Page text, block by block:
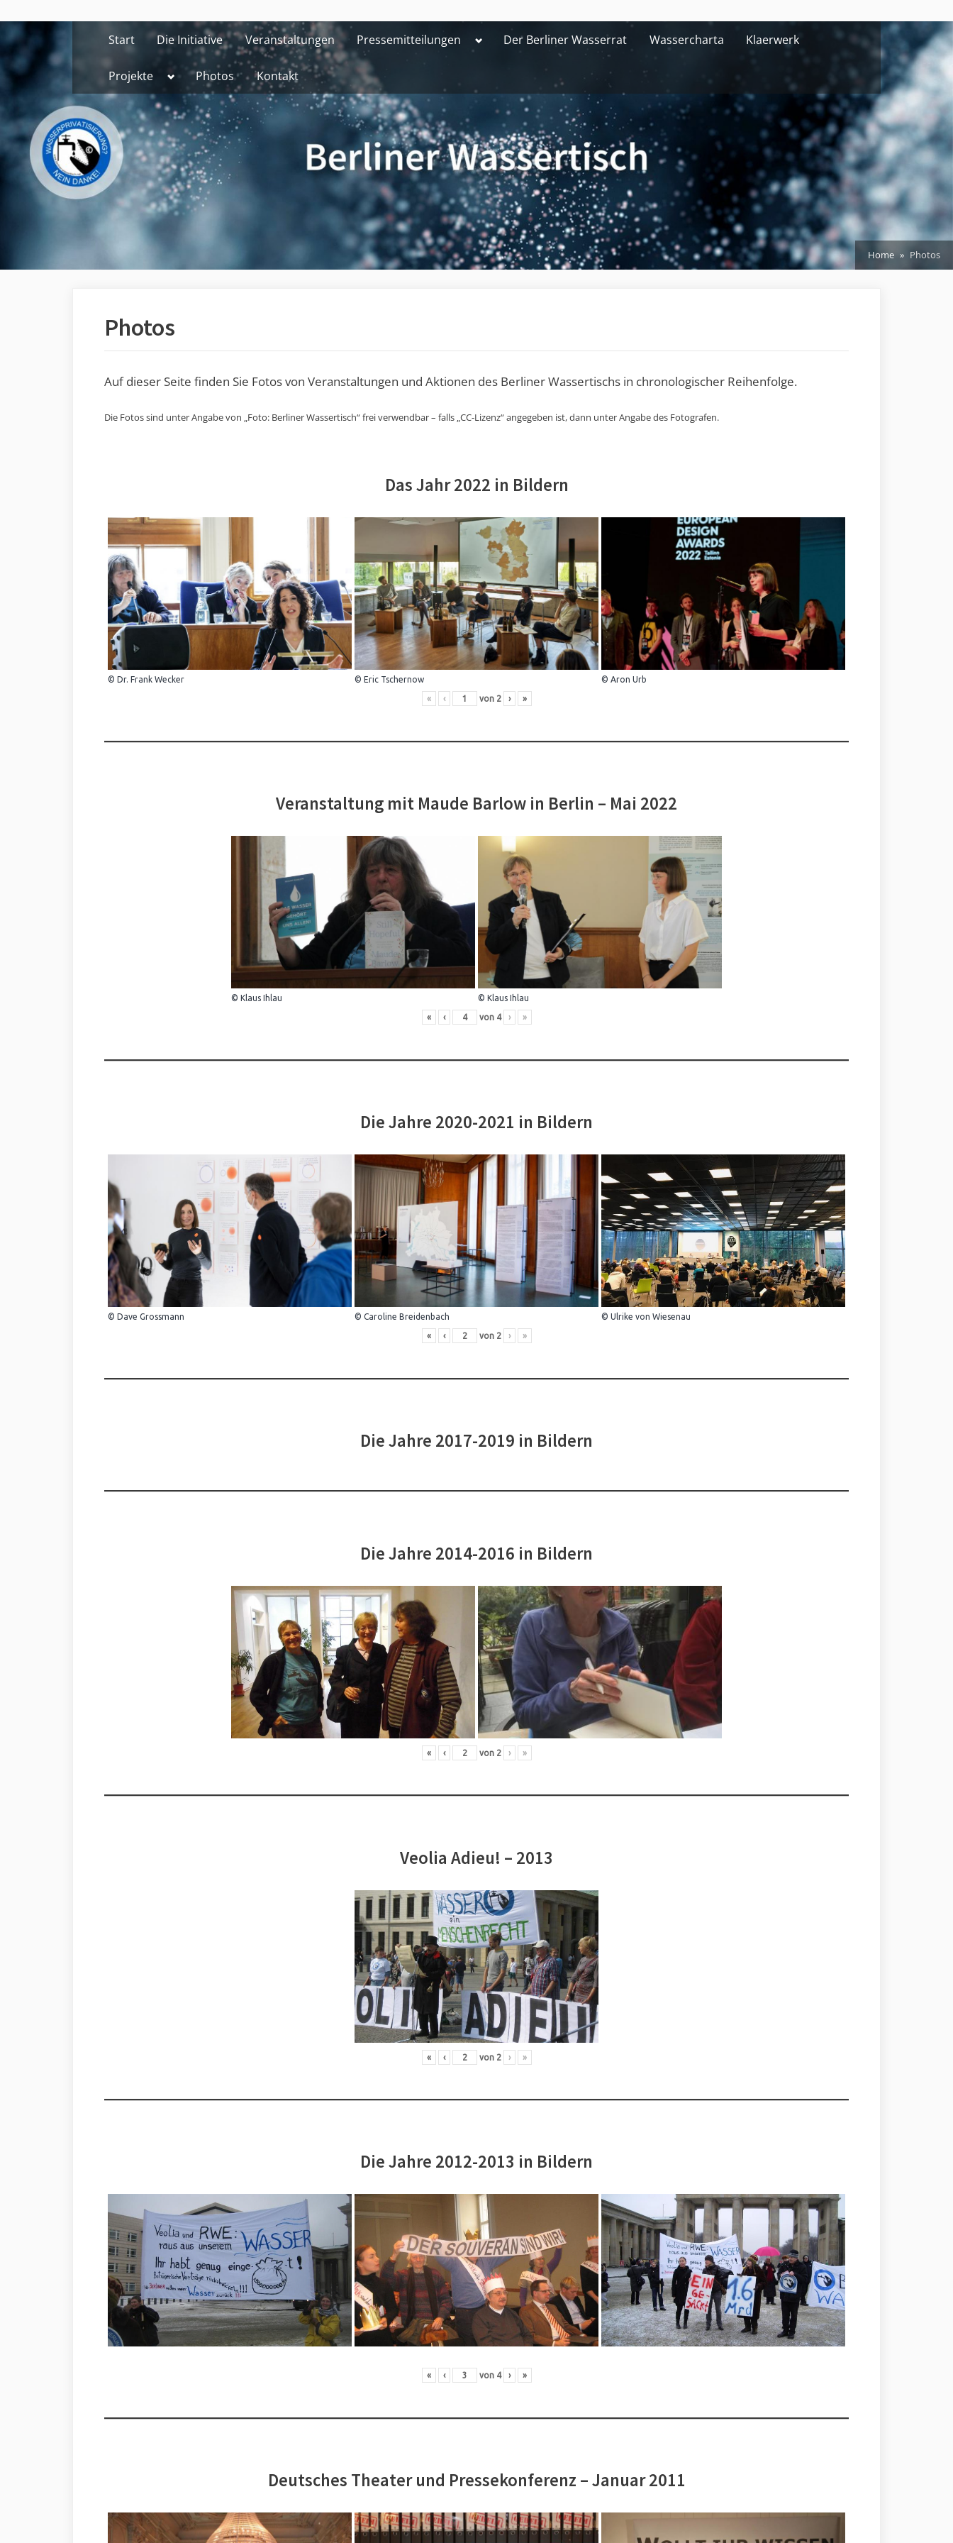
to
content
Start Die Initiative Veranstaltungen Pressemitteilungen ToggleDer Berliner Wasserrat Wassercharta Klaerwerk
Projekte Toggle
menu
Photos Kontakt
Home Photos
Photos
Auf dieser Seite finden Sie Fotos von Veranstaltungen und Aktionen des Berliner Wassertischs in chronologischer Reihenfolge.
Die Fotos sind unter Angabe von „Foto: Berliner Wassertisch“ frei verwendbar – falls „CC-Lizenz“ angegeben ist, dann unter Angabe des Fotografen.
Das Jahr 2022 in Bildern
© Dr. Frank Wecker © Eric Tschernow © Aron Urb
« ‹ von 2 › »
Veranstaltung mit Maude Barlow in Berlin – Mai 2022
© Klaus Ihlau © Klaus Ihlau
« ‹ von 4 › »
Die Jahre 2020-2021 in Bildern
© Dave Grossmann © Caroline Breidenbach © Ulrike von Wiesenau
« ‹ von 2 › »
Die Jahre 2017-2019 in Bildern
Die Jahre 2014-2016 in Bildern
« ‹ von 2 › »
Veolia Adieu! – 2013
« ‹ von 2 › »
Die Jahre 2012-2013 in Bildern
« ‹ von 4 › »
Deutsches Theater und Pressekonferenz – Januar 2011